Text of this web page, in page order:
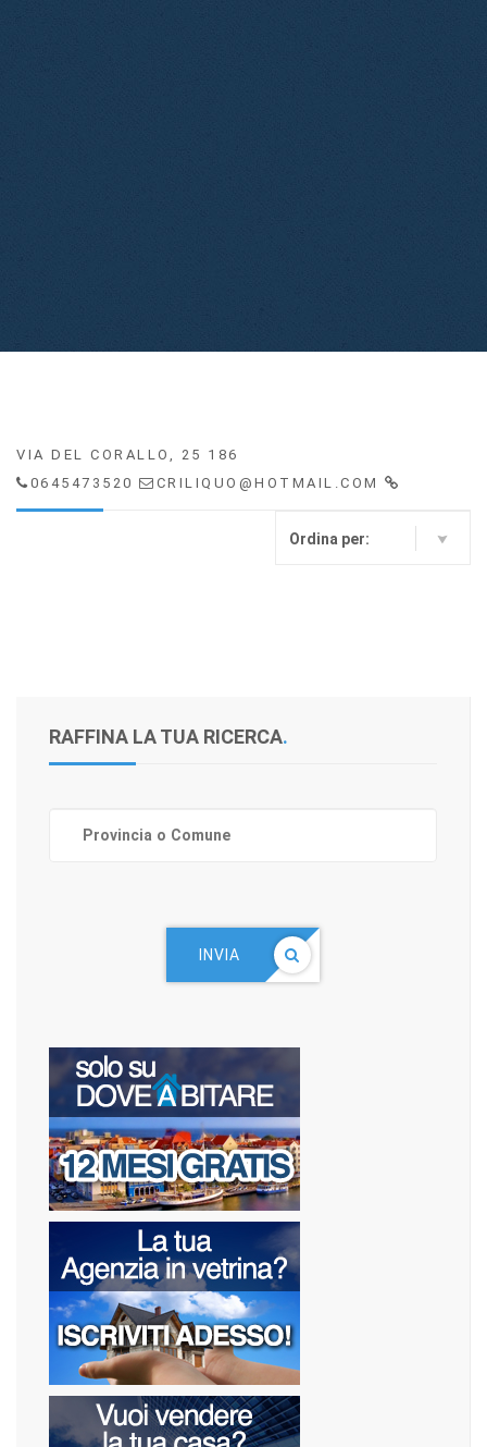
VIA DEL CORALLO, 25 186
0645473520
CRILIQUO@HOTMAIL.COM
Ordina per:
RAFFINA LA TUA RICERCA.
INVIA